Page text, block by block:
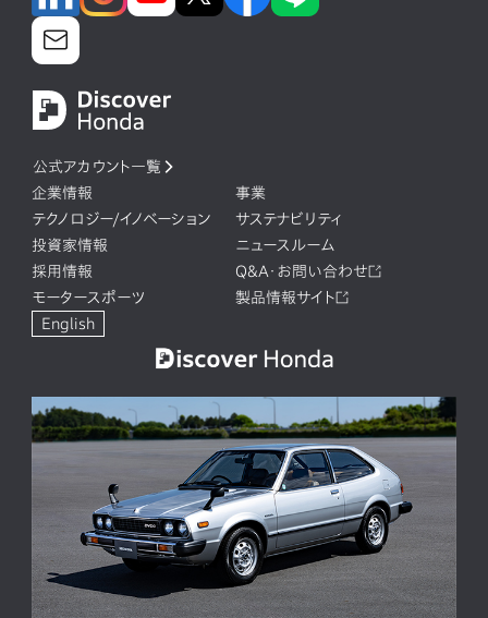
公式アカウント一覧
企業情報
事業
テクノロジー/イノベーション
サステナビリティ
投資家情報
ニュースルーム
採用情報
Q&A・お問い合わせ
モータースポーツ
製品情報サイト
English